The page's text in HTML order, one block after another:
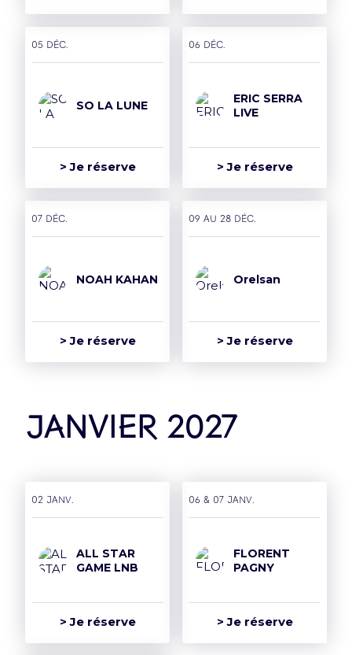
05 déc.
SO LA LUNE
> Je réserve
06 déc.
ERIC SERRA
LIVE
> Je réserve
07 déc.
NOAH KAHAN
> Je réserve
09 AU 28 déc.
Orelsan
> Je réserve
janvier 2027
02 janv.
ALL STAR
GAME LNB
> Je réserve
06 & 07 janv.
FLORENT
PAGNY
> Je réserve